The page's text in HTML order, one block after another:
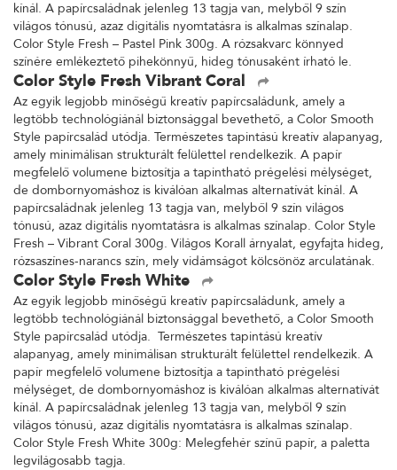
kínál. A papírcsaládnak jelenleg 13 tagja van, melyből 9 szín
világos tónusú, azaz digitális nyomtatásra is alkalmas színalap.
Color Style Fresh – Pastel Pink 300g. A rózsakvarc könnyed
színére emlékeztető pihekönnyű, hideg tónusaként írható le.
Color Style Fresh Vibrant Coral
Az egyik legjobb minőségű kreatív papírcsaládunk, amely a
legtöbb technológiánál biztonsággal bevethető, a Color Smooth
Style papírcsalád utódja. Természetes tapintású kreatív alapanyag,
amely minimálisan strukturált felülettel rendelkezik. A papír
megfelelő volumene biztosítja a tapintható prégelési mélységet,
de dombornyomáshoz is kiválóan alkalmas alternatívát kínál. A
papírcsaládnak jelenleg 13 tagja van, melyből 9 szín világos
tónusú, azaz digitális nyomtatásra is alkalmas színalap. Color Style
Fresh – Vibrant Coral 300g. Világos Korall árnyalat, egyfajta hideg,
rózsaszínes-narancs szín, mely vidámságot kölcsönöz arculatának.
Color Style Fresh White
Az egyik legjobb minőségű kreatív papírcsaládunk, amely a
legtöbb technológiánál biztonsággal bevethető, a Color Smooth
Style papírcsalád utódja. Természetes tapintású kreatív
alapanyag, amely minimálisan strukturált felülettel rendelkezik. A
papír megfelelő volumene biztosítja a tapintható prégelési
mélységet, de dombornyomáshoz is kiválóan alkalmas alternatívát
kínál. A papírcsaládnak jelenleg 13 tagja van, melyből 9 szín
világos tónusú, azaz digitális nyomtatásra is alkalmas színalap.
Color Style Fresh White 300g: Melegfehér színű papír, a paletta
legvilágosabb tagja.